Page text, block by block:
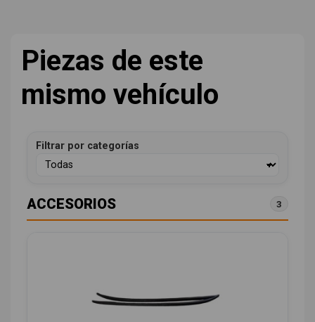
Piezas de este
mismo vehículo
Filtrar por categorías
ACCESORIOS 3